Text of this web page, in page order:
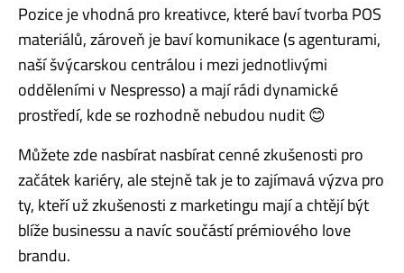
Pozice je vhodná pro kreativce, které baví tvorba POS
materiálů, zároveň je baví komunikace (s agenturami,
naší švýcarskou centrálou i mezi jednotlivými
odděleními v Nespresso) a mají rádi dynamické
prostředí, kde se rozhodně nebudou nudit 😊
Můžete zde nasbírat nasbírat cenné zkušenosti pro
začátek kariéry, ale stejně tak je to zajímavá výzva pro
ty, kteří už zkušenosti z marketingu mají a chtějí být
blíže businessu a navíc součástí prémiového love
brandu.